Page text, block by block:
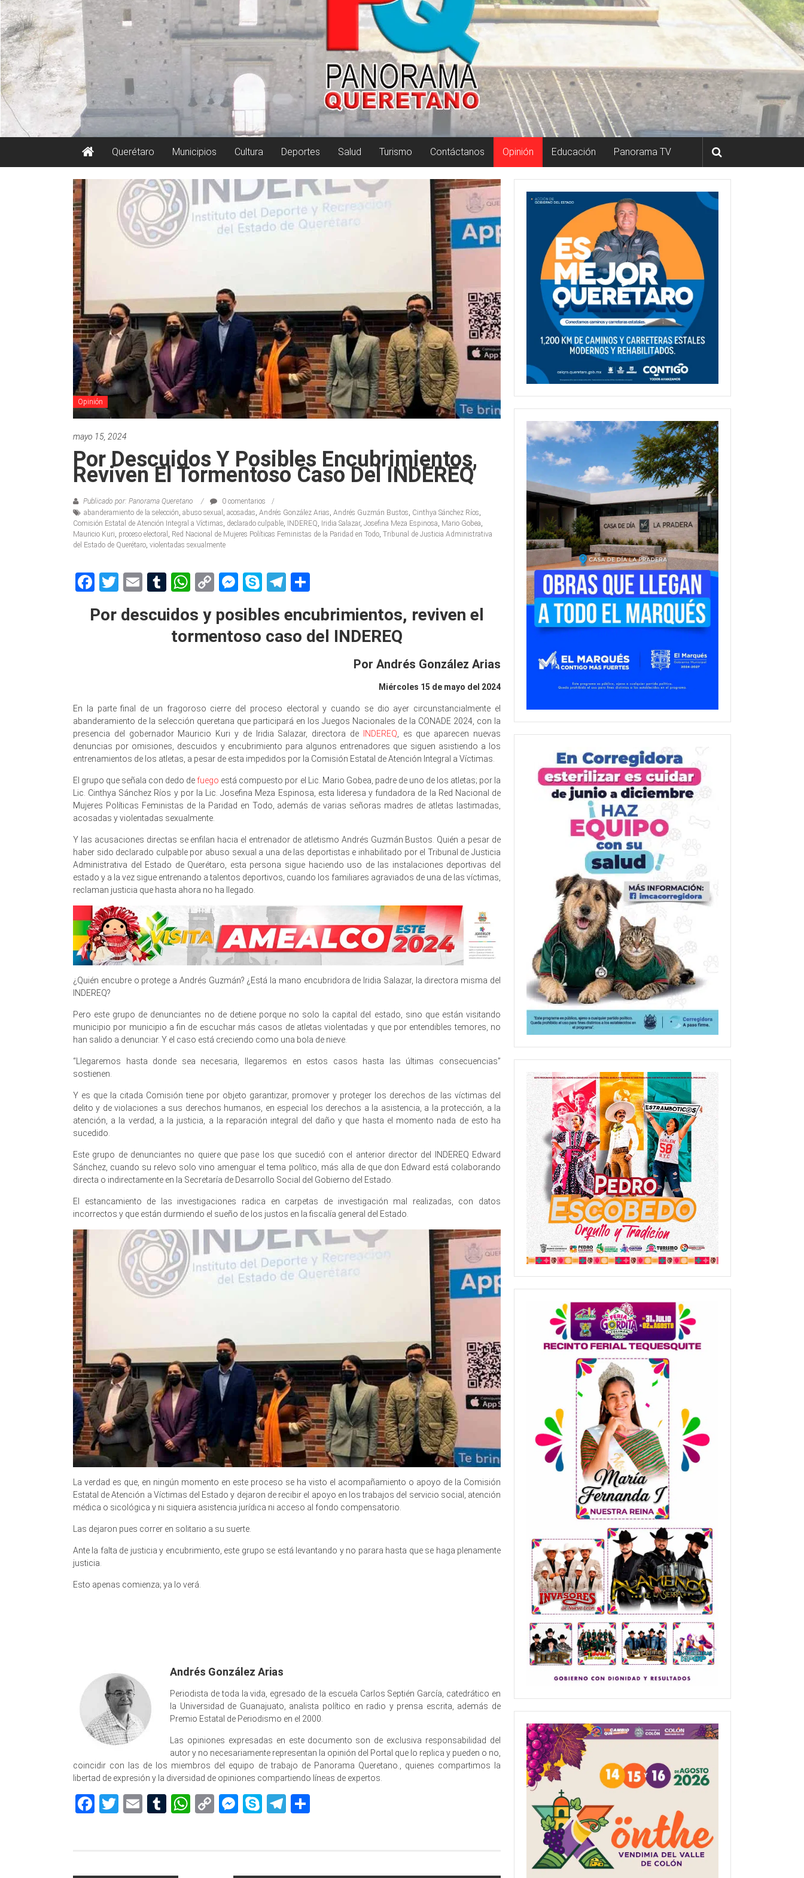
Querétaro Municipios Cultura Deportes Salud Turismo Contáctanos Opinión Educación Panorama TV
Opinión
mayo 15, 2024
Por Descuidos Y Posibles Encubrimientos,
Reviven El Tormentoso Caso Del INDEREQ
Publicado por: Panorama Queretano
0 comentarios
abanderamiento de la selección, abuso sexual , acosadas, Andrés González Arias, Andrés Guzmán Bustos, Cinthya Sánchez Ríos,
Comisión Estatal de Atención Integral a Víctimas, declarado culpable, INDEREQ, Iridia Salazar, Josefina Meza Espinosa, Mario Gobea,
Mauricio Kuri, proceso electoral , Red Nacional de Mujeres Políticas Feministas de la Paridad en Todo, Tribunal de Justicia Administrativa
del Estado de Querétaro, violentadas sexualmente
Facebook
Twitter
EmailTumblr
WhatsApp
CopyMessenger
SkypeTelegram
Por descuidos y posibles encubrimientos, reviven el
tormentoso caso del INDEREQ
Por Andrés González Arias
Miércoles 15 de mayo del 2024
En la parte final de un fragoroso cierre del proceso electoral y cuando se dio ayer circunstancialmente el
abanderamiento de la selección queretana que participará en los Juegos Nacionales de la CONADE 2024, con la
presencia del gobernador Mauricio Kuri y de Iridia Salazar, directora de
INDEREQ , es que aparecen nuevas
denuncias por omisiones, descuidos y encubrimiento para algunos entrenadores que siguen asistiendo a los
entrenamientos de los atletas, a pesar de esta impedidos por la Comisión Estatal de Atención Integral a Víctimas.
El grupo que señala con dedo de fuego está compuesto por el Lic. Mario Gobea, padre de uno de los atletas; por la
Lic. Cinthya Sánchez Ríos y por la Lic. Josefina Meza Espinosa, esta lideresa y fundadora de la Red Nacional de
Mujeres Políticas Feministas de la Paridad en Todo, además de varias señoras madres de atletas lastimadas,
acosadas y violentadas sexualmente.
Y las acusaciones directas se enfilan hacia el entrenador de atletismo Andrés Guzmán Bustos. Quién a pesar de
haber sido declarado culpable por abuso sexual a una de las deportistas e inhabilitado por el Tribunal de Justicia
Administrativa del Estado de Querétaro, esta persona sigue haciendo uso de las instalaciones deportivas del
estado y a la vez sigue entrenando a talentos deportivos, cuando los familiares agraviados de una de las víctimas,
reclaman justicia que hasta ahora no ha llegado.
¿Quién encubre o protege a Andrés Guzmán? ¿Está la mano encubridora de Iridia Salazar, la directora misma del
INDEREQ?
Pero este grupo de denunciantes no de detiene porque no solo la capital del estado, sino que están visitando
municipio por municipio a fin de escuchar más casos de atletas violentadas y que por entendibles temores, no
han salido a denunciar. Y el caso está creciendo como una bola de nieve.
“Llegaremos hasta donde sea necesaria, llegaremos en estos casos hasta las últimas consecuencias”
sostienen.
Y es que la citada Comisión tiene por objeto garantizar, promover y proteger los derechos de las víctimas del
delito y de violaciones a sus derechos humanos, en especial los derechos a la asistencia, a la protección, a la
atención, a la verdad, a la justicia, a la reparación integral del daño y que hasta el momento nada de esto ha
sucedido.
Este grupo de denunciantes no quiere que pase los que sucedió con el anterior director del INDEREQ Edward
Sánchez, cuando su relevo solo vino amenguar el tema político, más alla de que don Edward está colaborando
directa o indirectamente en la Secretaría de Desarrollo Social del Gobierno del Estado.
El estancamiento de las investigaciones radica en carpetas de investigación mal realizadas, con datos
incorrectos y que están durmiendo el sueño de los justos en la fiscalía general del Estado.
La verdad es que, en ningún momento en este proceso se ha visto el acompañamiento o apoyo de la Comisión
Estatal de Atención a Víctimas del Estado y dejaron de recibir el apoyo en los trabajos del servicio social, atención
médica o sicológica y ni siquiera asistencia jurídica ni acceso al fondo compensatorio.
Las dejaron pues correr en solitario a su suerte.
Ante la falta de justicia y encubrimiento, este grupo se está levantando y no parara hasta que se haga plenamente
justicia.
Esto apenas comienza; ya lo verá.
Andrés González Arias
Periodista de toda la vida, egresado de la escuela Carlos Septién García, catedrático en
la Universidad de Guanajuato, analista político en radio y prensa escrita, además de
Premio Estatal de Periodismo en el 2000.
Las opiniones expresadas en este documento son de exclusiva responsabilidad del
autor y no necesariamente representan la opinión del Portal que lo replica y pueden o no,
coincidir con las de los miembros del equipo de trabajo de Panorama Queretano., quienes compartimos la
libertad de expresión y la diversidad de opiniones compartiendo líneas de expertos.
Facebook
Twitter
EmailTumblr
WhatsApp
CopyMessenger
SkypeTelegram